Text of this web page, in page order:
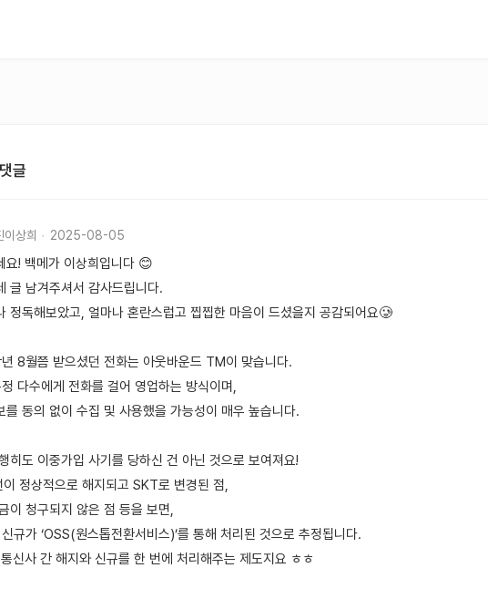
글
이상희 2025-08-05
요! 백메가 이상희입니다 😊
글 남겨주셔서 감사드립니다.
정독해보았고, 얼마나 혼란스럽고 찝찝한 마음이 드셨을지 공감되어요🥲
8월쯤 받으셨던 전화는 아웃바운드 TM이 맞습니다.
다수에게 전화를 걸어 영업하는 방식이며,
를 동의 없이 수집 및 사용했을 가능성이 매우 높습니다.
히도 이중가입 사기를 당하신 건 아닌 것으로 보여져요!
정상적으로 해지되고 SKT로 변경된 점,
이 청구되지 않은 점 등을 보면,
규가 ‘OSS(원스톱전환서비스)’를 통해 처리된 것으로 추정됩니다.
신사 간 해지와 신규를 한 번에 처리해주는 제도지요 ㅎㅎ